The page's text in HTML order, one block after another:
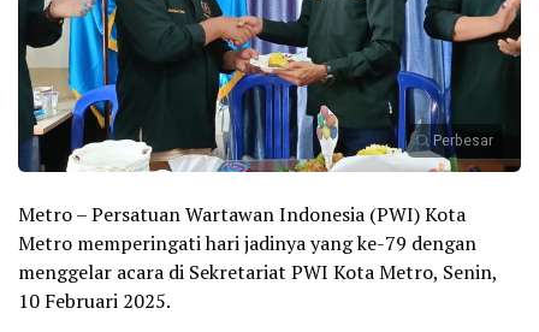
Perbesar
Metro – Persatuan Wartawan Indonesia (PWI) Kota
Metro memperingati hari jadinya yang ke-79 dengan
menggelar acara di Sekretariat PWI Kota Metro, Senin,
10 Februari 2025.